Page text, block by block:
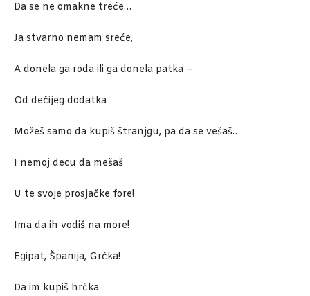
Da se ne omakne treće…
Ja stvarno nemam sreće,
A donela ga roda ili ga donela patka –
Od dečijeg dodatka
Možeš samo da kupiš štranjgu, pa da se vešaš…
I nemoj decu da mešaš
U te svoje prosjačke fore!
Ima da ih vodiš na more!
Egipat, Španija, Grčka!
Da im kupiš hrčka